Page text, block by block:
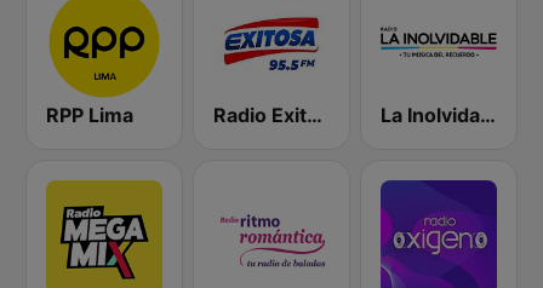
RPP Lima Radio Exitosa La Inolvidable